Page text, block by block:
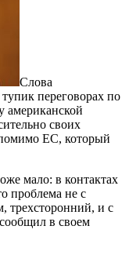
Слова
переговорах по
американской
своих
ЕС, который
мало: в контактах
проблема не с
трехсторонний, и с
в своем